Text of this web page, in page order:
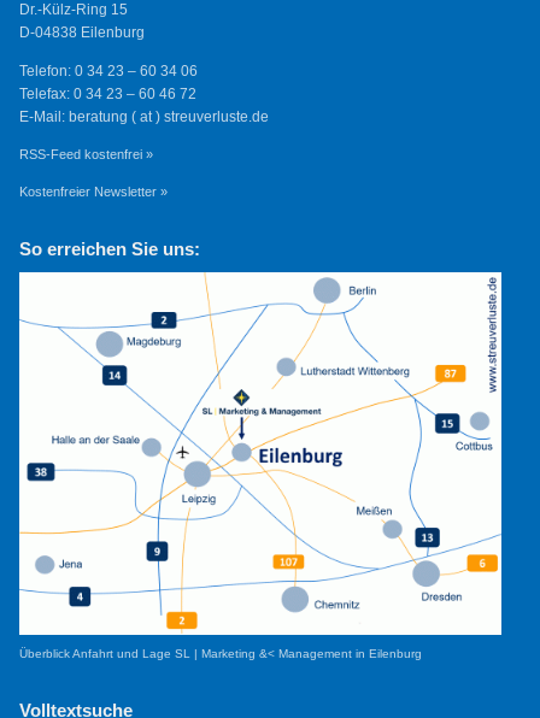
Dr.-Külz-Ring 15
D-04838 Eilenburg
Telefon: 0 34 23 – 60 34 06
Telefax: 0 34 23 – 60 46 72
E-Mail: beratung ( at ) streuverluste.de
RSS-Feed kostenfrei »
Kostenfreier Newsletter »
So erreichen Sie uns:
Überblick Anfahrt und Lage SL | Marketing &< Management in Eilenburg
Volltextsuche